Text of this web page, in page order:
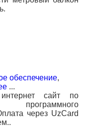
обеспечение,
...
сайт по
через UzCard